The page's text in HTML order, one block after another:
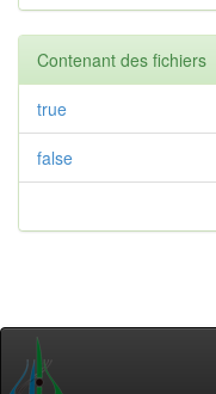
Contenant des fichiers
true
false